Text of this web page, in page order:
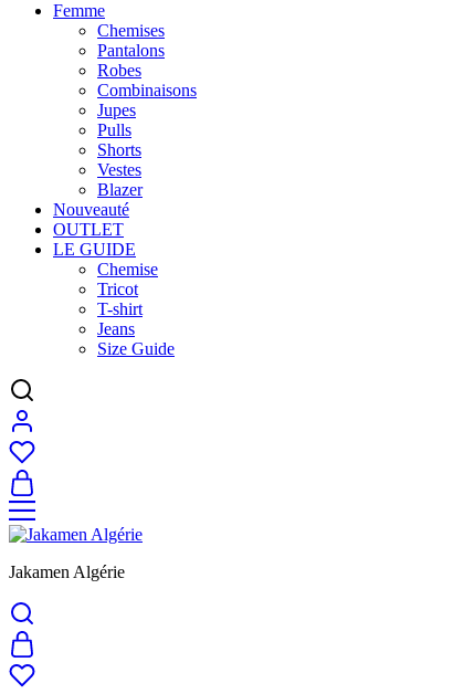
Femme
Chemises
Pantalons
Robes
Combinaisons
Jupes
Pulls
Shorts
Vestes
Blazer
Nouveauté
OUTLET
LE GUIDE
Chemise
Tricot
T-shirt
Jeans
Size Guide
Jakamen Algérie